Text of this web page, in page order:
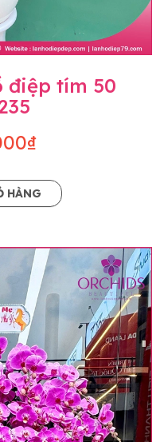
điệp tím 50
HÀNG